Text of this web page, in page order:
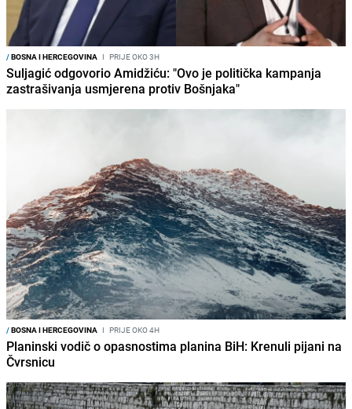
/BOSNA I HERCEGOVINA I PRIJE OKO 3H
Suljagić odgovorio Amidžiću: "Ovo je politička kampanja
zastrašivanja usmjerena protiv Bošnjaka"
/BOSNA I HERCEGOVINA I PRIJE OKO 4H
Planinski vodič o opasnostima planina BiH: Krenuli pijani na
Čvrsnicu